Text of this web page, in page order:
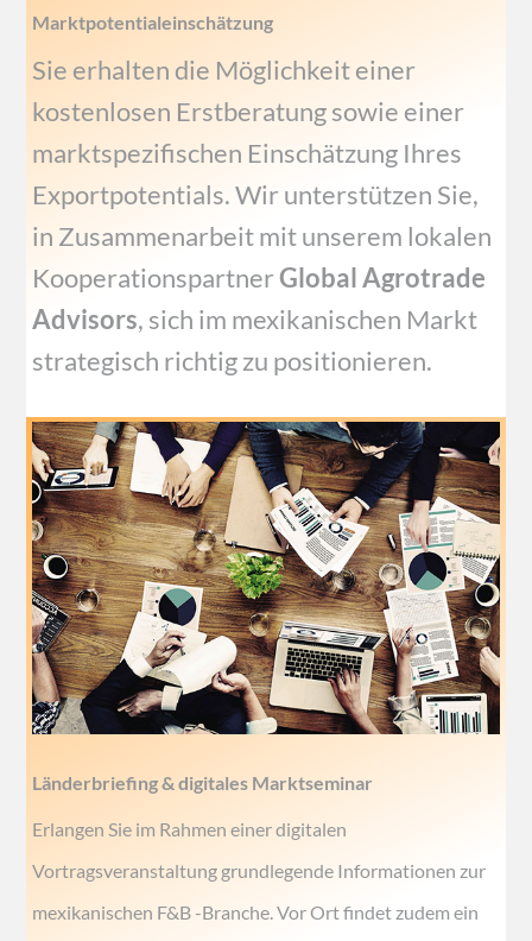
Marktpotentialeinschätzung
Sie erhalten die Möglichkeit einer
kostenlosen Erstberatung sowie einer
marktspezifischen Einschätzung Ihres
Exportpotentials. Wir unterstützen Sie,
in Zusammenarbeit mit unserem lokalen
KooperationspartnerGlobal Agrotrade
Advisors, sich im mexikanischen Markt
strategisch richtig zu positionieren.
Länderbriefing & digitales Marktseminar
Erlangen Sie im Rahmen einer digitalen
Vortragsveranstaltung grundlegende Informationen zur
mexikanischen F&B -Branche. Vor Ort findet zudem ein